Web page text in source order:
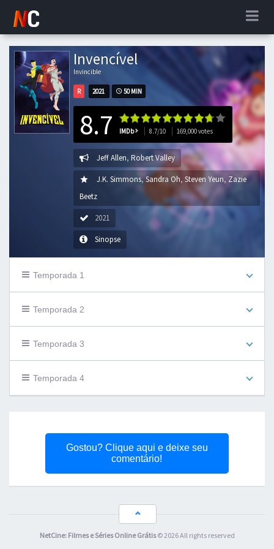
Invencível
Invincible
R 2021 50 MIN
8.7 IMDb 8.7/10 169,000 votes
Jeff Allen, Robert Valley
J.K. Simmons,Sandra Oh, Steven Yeun, Zazie
Beetz
2021
Sinopse
Temporada 1
Temporada 2
Temporada 3
Temporada 4
Gostou? Clique aqui e deixe seu
comentário!
NetCine: Filmes e Séries Online Grátis© 2026 All rights reserved